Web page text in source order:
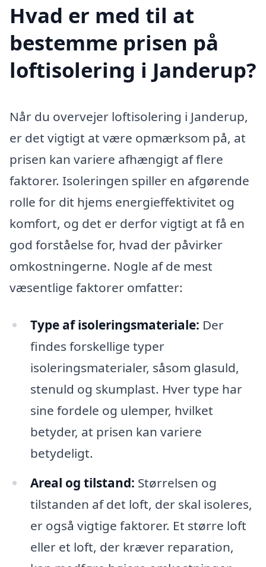
Hvad er med til at
bestemme prisen på
loftisolering i Janderup?
Når du overvejer loftisolering i Janderup,
er det vigtigt at være opmærksom på, at
prisen kan variere afhængigt af flere
faktorer. Isoleringen spiller en afgørende
rolle for dit hjems energieffektivitet og
komfort, og det er derfor vigtigt at få en
god forståelse for, hvad der påvirker
omkostningerne. Nogle af de mest
væsentlige faktorer omfatter:
Type af isoleringsmateriale: Der
findes forskellige typer
isoleringsmaterialer, såsom glasuld,
stenuld og skumplast. Hver type har
sine fordele og ulemper, hvilket
betyder, at prisen kan variere
betydeligt.
Areal og tilstand: Størrelsen og
tilstanden af det loft, der skal isoleres,
er også vigtige faktorer. Et større loft
eller et loft, der kræver reparation,